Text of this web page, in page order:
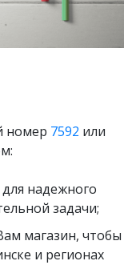
номер 7592 или
надежного
задачи;
магазин, чтобы
и регионах